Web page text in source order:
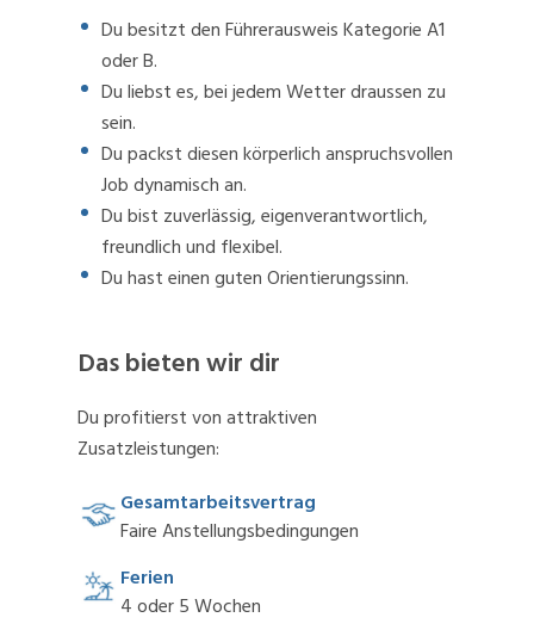
Du besitzt den Führerausweis Kategorie A1
oder B.
Du liebst es, bei jedem Wetter draussen zu
sein.
Du packst diesen körperlich anspruchsvollen
Job dynamisch an.
Du bist zuverlässig, eigenverantwortlich,
freundlich und flexibel.
Du hast einen guten Orientierungssinn.
Das bieten wir dir
Du profitierst von attraktiven
Zusatzleistungen:
Gesamtarbeitsvertrag
Faire Anstellungsbedingungen
Ferien
4 oder 5 Wochen